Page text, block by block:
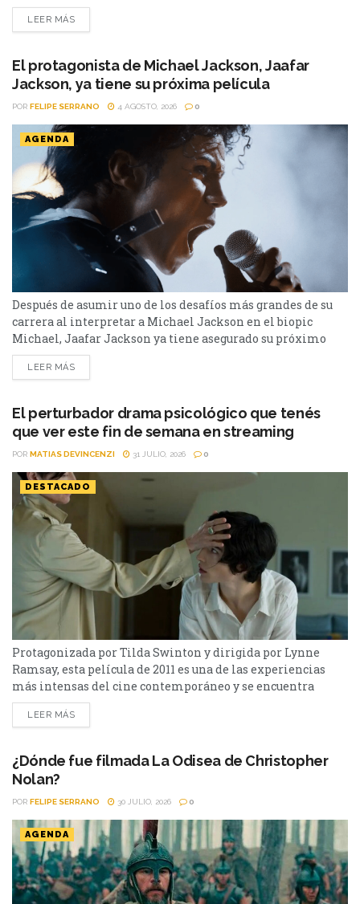
correcta cuando el tiempo podía definir el destino de
miles de personas en Pressure. Después de décadas de
encontrar una historia inédita sobre uno...
LEER MÁS
El protagonista de Michael Jackson, Jaafar
Jackson, ya tiene su próxima película
POR FELIPE SERRANO 4 AGOSTO, 2026 0
AGENDA
Después de asumir uno de los desafíos más grandes de su
carrera al interpretar a Michael Jackson en el biopic
Michael, Jaafar Jackson ya tiene asegurado su próximo
paso en Hollywood. El actor fue confirmado como parte del
elenco de una nueva película de acción que estará
estado rodeada de...
LEER MÁS
El perturbador drama psicológico que tenés
que ver este fin de semana en streaming
POR MATIAS DEVINCENZI 31 JULIO, 2026 0
DESTACADO
Protagonizada por Tilda Swinton y dirigida por Lynne
Ramsay, esta película de 2011 es una de las experiencias
más intensas del cine contemporáneo y se encuentra
disponible en streaming. Hay películas que entretienen y
otras que dejan una marca difícil de borrar. Tenemos que
Basada en la novela homónima de Lionel...
LEER MÁS
¿Dónde fue filmada La Odisea de Christopher
Nolan?
POR FELIPE SERRANO 30 JULIO, 2026 0
AGENDA